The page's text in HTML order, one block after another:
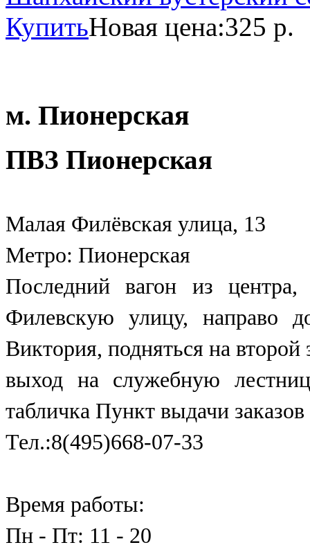
КупитьНовая цена:325 р.
м. Пионерская
ПВЗ Пионерская
Малая Филёвская улица, 13
Метро: Пионерская
Последний вагон из
Филевскую улицу, направо
Виктория, подняться на
выход на служебную
табличка Пункт выдачи
Тел.:8(495)668-07-33
Время работы:
Пн - Пт: 11 - 20